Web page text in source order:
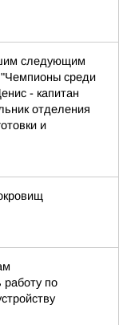
следующим
"Чемпионы среди
- капитан
отделения
и
работу по